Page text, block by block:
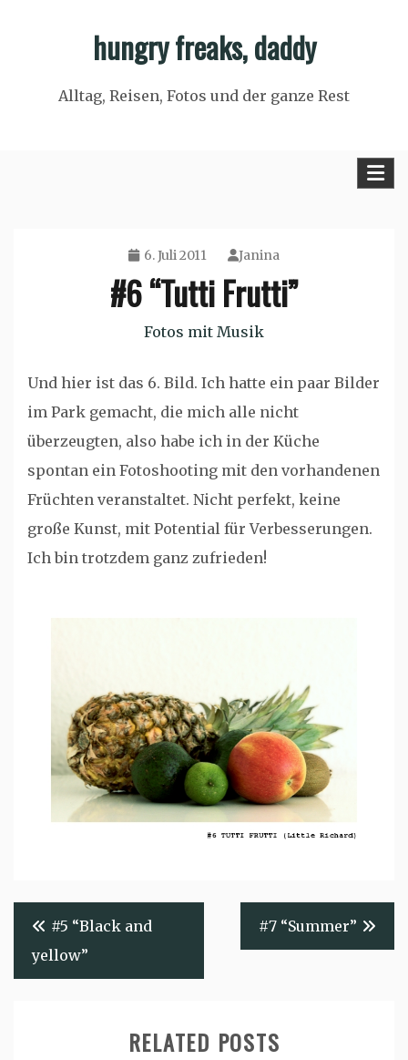
hungry freaks, daddy
Alltag, Reisen, Fotos und der ganze Rest
6. Juli 2011 Janina
#6 “Tutti Frutti”
Fotos mit Musik
Und hier ist das 6. Bild. Ich hatte ein paar Bilder
im Park gemacht, die mich alle nicht
überzeugten, also habe ich in der Küche
spontan ein Fotoshooting mit den vorhandenen
Früchten veranstaltet. Nicht perfekt, keine
große Kunst, mit Potential für Verbesserungen.
Ich bin trotzdem ganz zufrieden!
Beitragsnavigation
#5 “Black and
yellow”
#7 “Summer”
RELATED POSTS